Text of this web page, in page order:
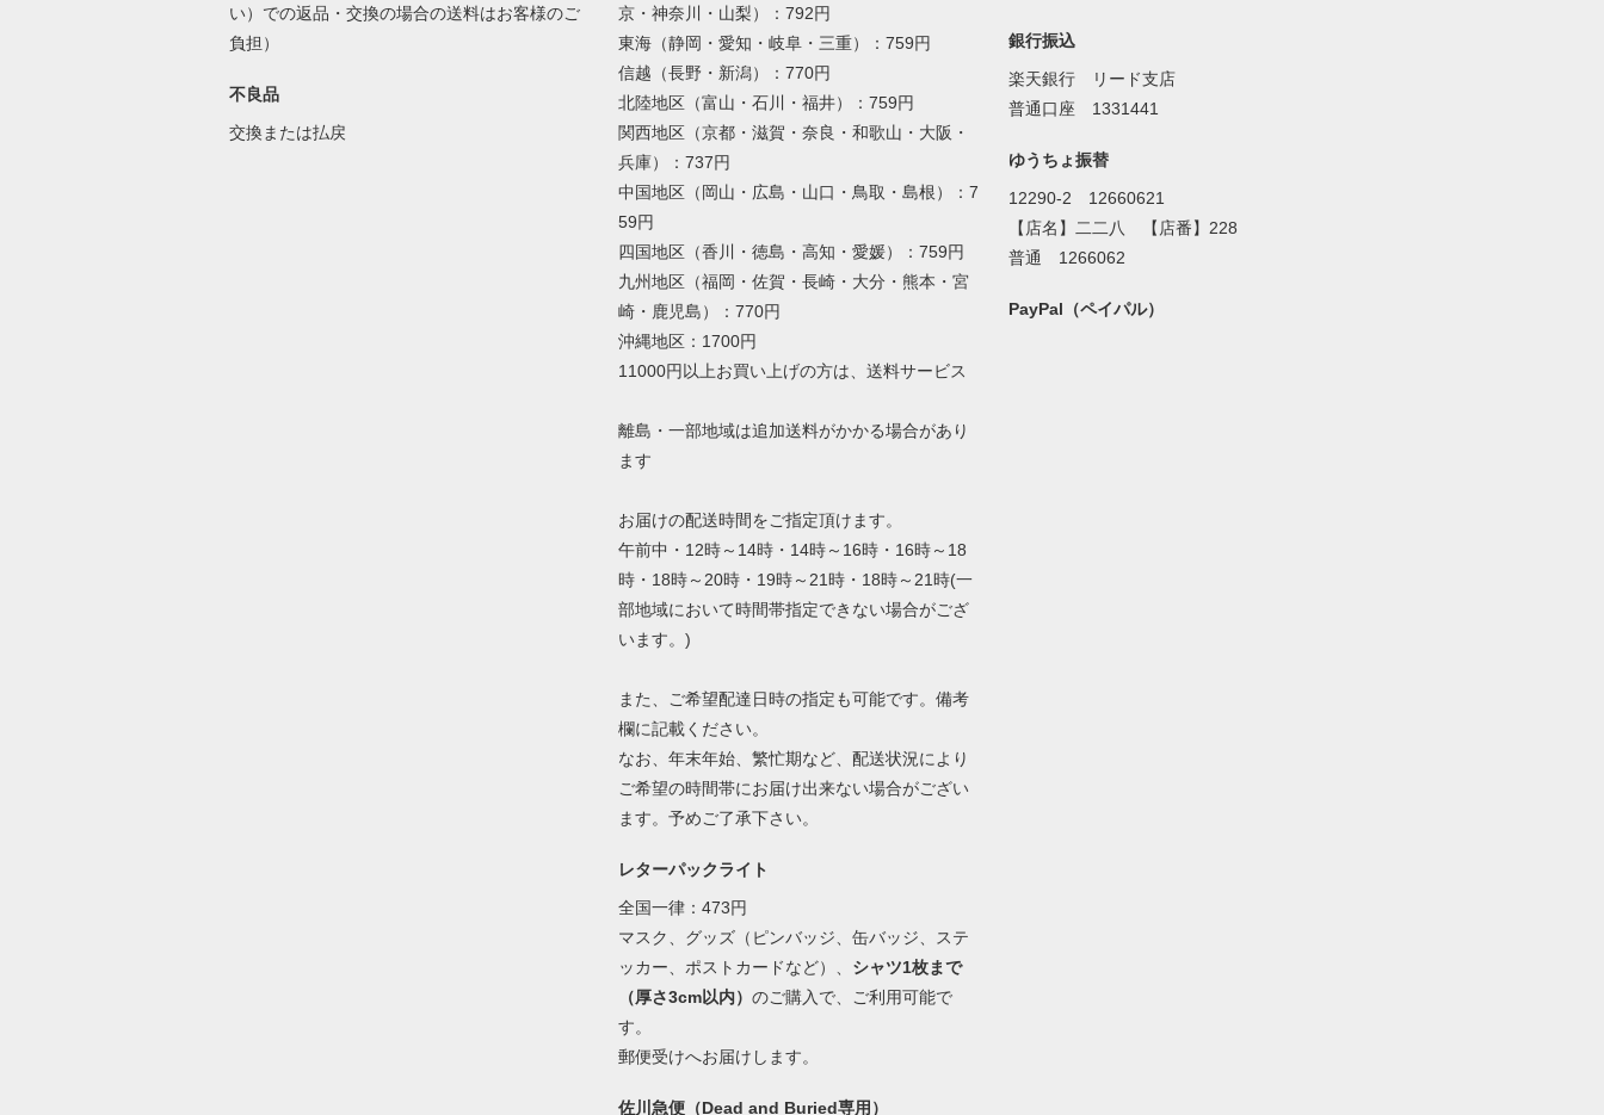
い）での返品・交換の場合の送料はお客様のご
負担）
不良品
交換または払戻
京・神奈川・山梨）：792円
東海（静岡・愛知・岐阜・三重）：759円
信越（長野・新潟）：770円
北陸地区（富山・石川・福井）：759円
関西地区（京都・滋賀・奈良・和歌山・大阪・
兵庫）：737円
中国地区（岡山・広島・山口・鳥取・島根）：7
59円
四国地区（香川・徳島・高知・愛媛）：759円
九州地区（福岡・佐賀・長崎・大分・熊本・宮
崎・鹿児島）：770円
沖縄地区：1700円
11000円以上お買い上げの方は、送料サービス
離島・一部地域は追加送料がかかる場合があり
ます
お届けの配送時間をご指定頂けます。
午前中・12時～14時・14時～16時・16時～18
時・18時～20時・19時～21時・18時～21時(一
部地域において時間帯指定できない場合がござ
います。)
また、ご希望配達日時の指定も可能です。備考
欄に記載ください。
なお、年末年始、繁忙期など、配送状況により
ご希望の時間帯にお届け出来ない場合がござい
ます。予めご了承下さい。
レターパックライト
全国一律：473円
マスク、グッズ（ピンバッジ、缶バッジ、ステ
ッカー、ポストカードなど）、 シャツ1枚まで
（厚さ3cm以内）のご購入で、ご利用可能で
す。
郵便受けへお届けします。
佐川急便（Dead and Buried専用）
銀行振込
楽天銀行 リード支店
普通口座 1331441
ゆうちょ振替
12290-2 12660621
【店名】二二八 【店番】228
普通 1266062
PayPal（ペイパル）